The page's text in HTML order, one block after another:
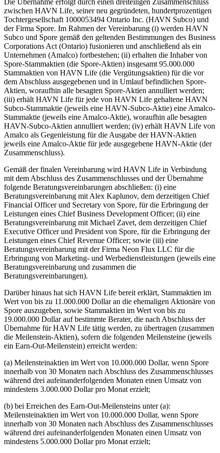
zwischen HAVN Life, seiner neu gegründeten, hundertprozentigen
Tochtergesellschaft 1000053494 Ontario Inc. (HAVN Subco) und
der Firma Spore. Im Rahmen der Vereinbarung (i) werden HAVN
Subco und Spore gemäß den geltenden Bestimmungen des Business
Corporations Act (Ontario) fusionieren und anschließend als ein
Unternehmen (Amalco) fortbestehen; (ii) erhalten die Inhaber von
Spore-Stammaktien (die Spore-Aktien) insgesamt 95.000.000
Stammaktien von HAVN Life (die Vergütungsaktien) für die vor
dem Abschluss ausgegebenen und in Umlauf befindlichen Spore-
Aktien, woraufhin alle besagten Spore-Aktien annulliert werden;
(iii) erhält HAVN Life für jede von HAVN Life gehaltene HAVN
Subco-Stammaktie (jeweils eine HAVN-Subco-Aktie) eine Amalco-
Stammaktie (jeweils eine Amalco-Aktie), woraufhin alle besagten
HAVN-Subco-Aktien annulliert werden; (iv) erhält HAVN Life von
Amalco als Gegenleistung für die Ausgabe der HAVN-Aktien
jeweils eine Amalco-Aktie für jede ausgegebene HAVN-Aktie (der
Zusammenschluss).
Gemäß der finalen Vereinbarung wird HAVN Life in Verbindung
mit dem Abschluss des Zusammenschlusses und der Übernahme
folgende Beratungsvereinbarungen abschließen: (i) eine
Beratungsvereinbarung mit Alex Kaplunov, dem derzeitigen Chief
Financial Officer und Secretary von Spore, für die Erbringung der
Leistungen eines Chief Business Development Officer; (ii) eine
Beratungsvereinbarung mit Michael Zavet, dem derzeitigen Chief
Executive Officer und President von Spore, für die Erbringung der
Leistungen eines Chief Revenue Officer; sowie (iii) eine
Beratungsvereinbarung mit der Firma Neon Flux LLC für die
Erbringung von Marketing- und Werbedienstleistungen (jeweils eine
Beratungsvereinbarung und zusammen die
Beratungsvereinbarungen).
Darüber hinaus hat sich HAVN Life bereit erklärt, Stammaktien im
Wert von bis zu 11.000.000 Dollar an die ehemaligen Aktionäre von
Spore auszugeben, sowie Stammaktien im Wert von bis zu
19.000.000 Dollar auf bestimmte Berater, die nach Abschluss der
Übernahme für HAVN Life tätig werden, zu übertragen (zusammen
die Meilenstein-Aktien), sofern die folgenden Meilensteine (jeweils
ein Earn-Out-Meilenstein) erreicht werden:
(a) Meilensteinaktien im Wert von 10.000.000 Dollar, wenn Spore
innerhalb von 30 Monaten nach Abschluss des Zusammenschlusses
während drei aufeinanderfolgenden Monaten einen Umsatz von
mindestens 3.000.000 Dollar pro Monat erzielt;
(b) bei Erreichen des Earn-Out-Meilensteins unter (a):
Meilensteinaktien im Wert von 10.000.000 Dollar, wenn Spore
innerhalb von 30 Monaten nach Abschluss des Zusammenschlusses
während drei aufeinanderfolgenden Monaten einen Umsatz von
mindestens 5.000.000 Dollar pro Monat erzielt;